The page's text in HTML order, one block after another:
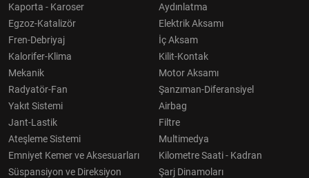
Kaporta - Karoser
Aydınlatma
Egzoz-Katalizör
Elektrik Aksamı
Fren-Debriyaj
İç Aksam
Kalorifer-Klima
Kilit-Kontak
Mekanik
Motor Aksamı
Radyatör-Fan
Şanzıman-Diferansiyel
Yakıt Sistemi
Airbag
Jant-Lastik
Filtre
Ateşleme Sistemi
Multimedya
Emniyet Kemer ve Aksesuarları
Kilometre Saati - Kadran
Süspansiyon ve Direksiyon
Şarj Dinamoları